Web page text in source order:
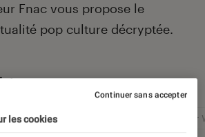
Fnac vous propose le
pop culture décryptée.
Nintendo Star
les cookies
Continuer sans accepter